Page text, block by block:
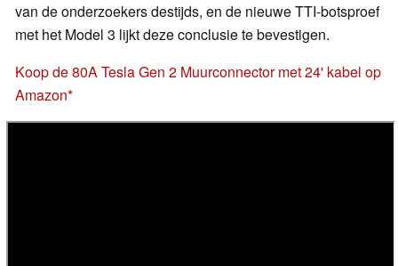
van de onderzoekers destijds, en de nieuwe TTI-botsproef
met het Model 3 lijkt deze conclusie te bevestigen.
Koop de 80A Tesla Gen 2 Muurconnector met 24' kabel op
Amazon